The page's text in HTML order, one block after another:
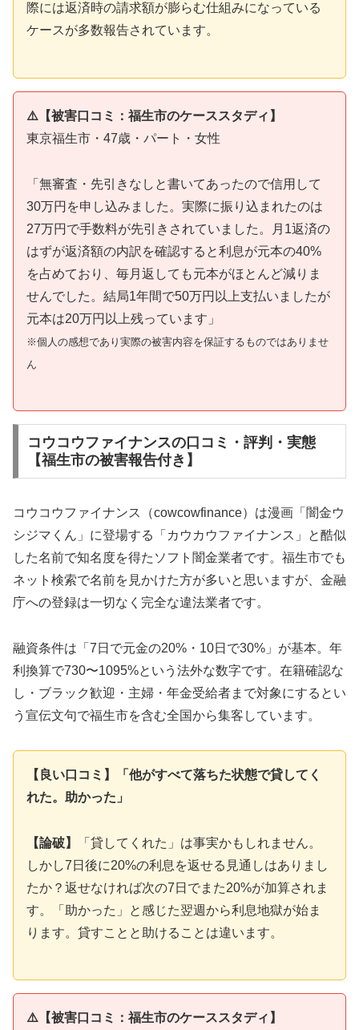
際には返済時の請求額が膨らむ仕組みになっている
ケースが多数報告されています。
⚠️【被害口コミ：福生市のケーススタディ】
東京福生市・47歳・パート・女性
「無審査・先引きなしと書いてあったので信用して
30万円を申し込みました。実際に振り込まれたのは
27万円で手数料が先引きされていました。月1返済の
はずが返済額の内訳を確認すると利息が元本の40%
を占めており、毎月返しても元本がほとんど減りま
せんでした。結局1年間で50万円以上支払いましたが
元本は20万円以上残っています」
※個人の感想であり実際の被害内容を保証するものではありませ
ん
コウコウファイナンスの口コミ・評判・実態
【福生市の被害報告付き】
コウコウファイナンス（cowcowfinance）は漫画「闇金ウ
シジマくん」に登場する「カウカウファイナンス」と酷似
した名前で知名度を得たソフト闇金業者です。福生市でも
ネット検索で名前を見かけた方が多いと思いますが、金融
庁への登録は一切なく完全な違法業者です。
融資条件は「7日で元金の20%・10日で30%」が基本。年
利換算で730〜1095%という法外な数字です。在籍確認な
し・ブラック歓迎・主婦・年金受給者まで対象にするとい
う宣伝文句で福生市を含む全国から集客しています。
【良い口コミ】「他がすべて落ちた状態で貸してく
れた。助かった」
【論破】
「貸してくれた」は事実かもしれません。
しかし7日後に20%の利息を返せる見通しはありまし
たか？返せなければ次の7日でまた20%が加算されま
す。「助かった」と感じた翌週から利息地獄が始ま
ります。貸すことと助けることは違います。
⚠️【被害口コミ：福生市のケーススタディ】